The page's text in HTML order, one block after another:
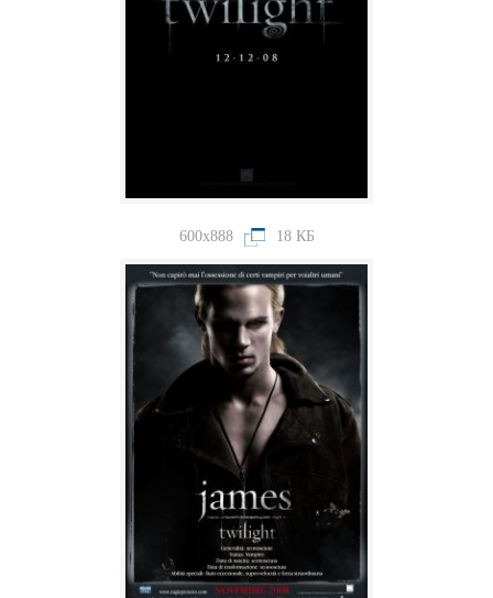
600x888 18 КБ